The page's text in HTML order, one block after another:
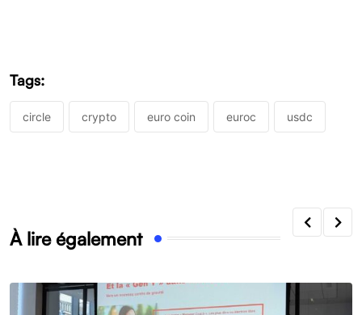
Tags:
circle crypto euro coin euroc usdc
À lire également